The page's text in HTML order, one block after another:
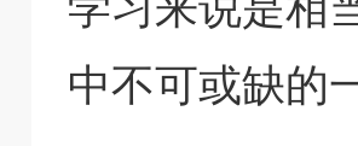
中不可或缺的